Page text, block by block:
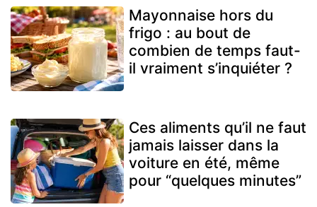
Mayonnaise hors du
frigo : au bout de
combien de temps faut-
il vraiment s’inquiéter ?
Ces aliments qu’il ne faut
jamais laisser dans la
voiture en été, même
pour “quelques minutes”